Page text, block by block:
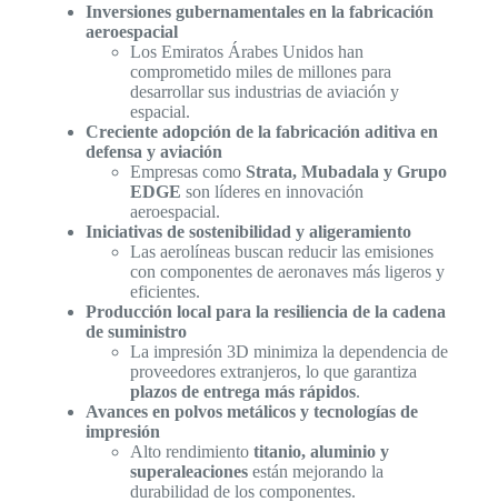
Inversiones gubernamentales en la fabricación
aeroespacial
Los Emiratos Árabes Unidos han
comprometido miles de millones para
desarrollar sus industrias de aviación y
espacial.
Creciente adopción de la fabricación aditiva en
defensa y aviación
Empresas como Strata, Mubadala y Grupo
EDGE son líderes en innovación
aeroespacial.
Iniciativas de sostenibilidad y aligeramiento
Las aerolíneas buscan reducir las emisiones
con componentes de aeronaves más ligeros y
eficientes.
Producción local para la resiliencia de la cadena
de suministro
La impresión 3D minimiza la dependencia de
proveedores extranjeros, lo que garantiza
plazos de entrega más rápidos.
Avances en polvos metálicos y tecnologías de
impresión
Alto rendimiento titanio, aluminio y
superaleacionesestán mejorando la
durabilidad de los componentes.